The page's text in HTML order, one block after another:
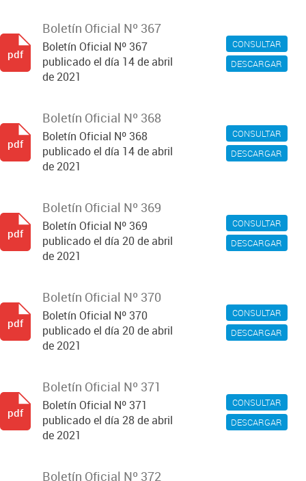
CONSULTAR
DESCARGAR
Boletín Oficial Nº 367
Boletín Oficial Nº 367
publicado el día 14 de abril
de 2021
pdf
CONSULTAR
DESCARGAR
Boletín Oficial Nº 368
Boletín Oficial Nº 368
publicado el día 14 de abril
de 2021
pdf
CONSULTAR
DESCARGAR
Boletín Oficial Nº 369
Boletín Oficial Nº 369
publicado el día 20 de abril
de 2021
pdf
CONSULTAR
DESCARGAR
Boletín Oficial Nº 370
Boletín Oficial Nº 370
publicado el día 20 de abril
de 2021
pdf
CONSULTAR
DESCARGAR
Boletín Oficial Nº 371
Boletín Oficial Nº 371
publicado el día 28 de abril
de 2021
pdf
Boletín Oficial Nº 372